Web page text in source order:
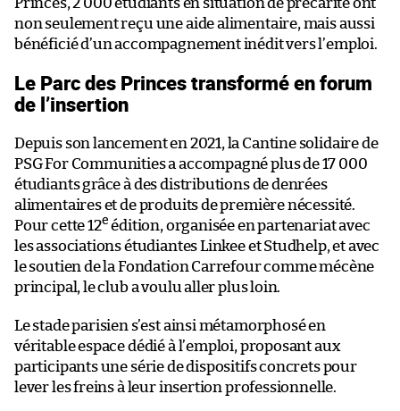
Princes, 2 000 étudiants en situation de précarité ont
non seulement reçu une aide alimentaire, mais aussi
bénéficié d’un accompagnement inédit vers l’emploi.
Le Parc des Princes transformé en forum
de l’insertion
Depuis son lancement en 2021, la Cantine solidaire de
PSG For Communities a accompagné plus de 17 000
étudiants grâce à des distributions de denrées
alimentaires et de produits de première nécessité.
Pour cette 12e édition, organisée en partenariat avec
les associations étudiantes Linkee et Studhelp, et avec
le soutien de la Fondation Carrefour comme mécène
principal, le club a voulu aller plus loin.
Le stade parisien s’est ainsi métamorphosé en
véritable espace dédié à l’emploi, proposant aux
participants une série de dispositifs concrets pour
lever les freins à leur insertion professionnelle.